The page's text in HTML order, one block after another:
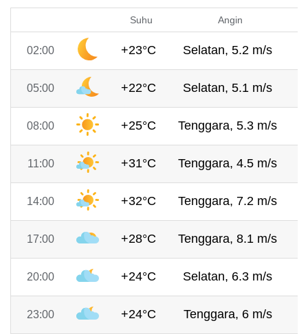
Suhu Angin
02:00 +23°C Selatan, 5.2 m/s
05:00 +22°C Selatan, 5.1 m/s
08:00 +25°C Tenggara, 5.3 m/s
11:00 +31°C Tenggara, 4.5 m/s
14:00 +32°C Tenggara, 7.2 m/s
17:00 +28°C Tenggara, 8.1 m/s
20:00 +24°C Selatan, 6.3 m/s
23:00 +24°C Tenggara, 6 m/s